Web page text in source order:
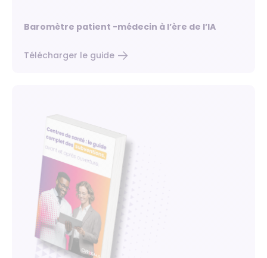
Baromètre patient -médecin à l’ère de l’IA
Télécharger le guide